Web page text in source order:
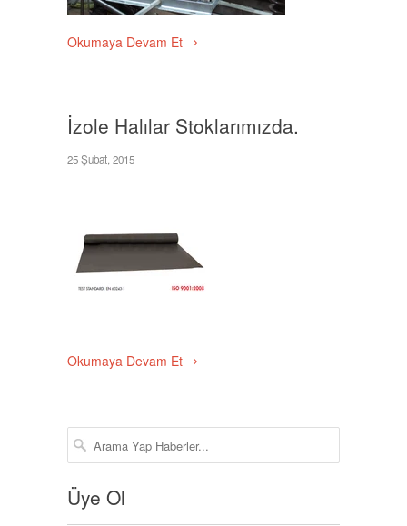
Okumaya Devam Et
İzole Halılar Stoklarımızda.
25 Şubat, 2015
Okumaya Devam Et
Üye Ol